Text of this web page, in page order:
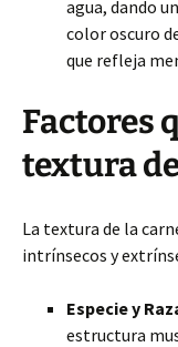
agua, dando
color oscuro
que refleja
Factores
textura
La textura de la
intrínsecos y
Especie y
estructura